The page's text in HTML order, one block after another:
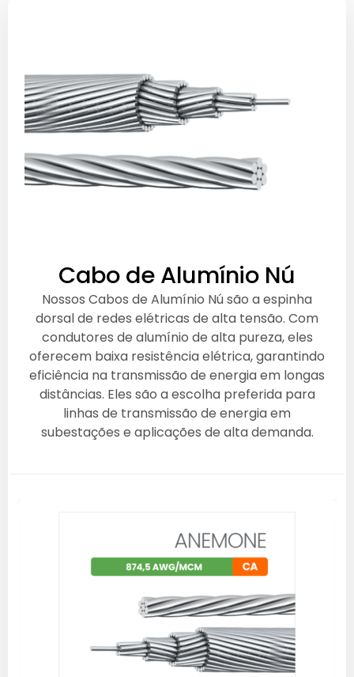
Cabo de Alumínio Nú
Nossos Cabos de Alumínio Nú são a espinha
dorsal de redes elétricas de alta tensão. Com
condutores de alumínio de alta pureza, eles
oferecem baixa resistência elétrica, garantindo
eficiência na transmissão de energia em longas
distâncias. Eles são a escolha preferida para
linhas de transmissão de energia em
subestações e aplicações de alta demanda.